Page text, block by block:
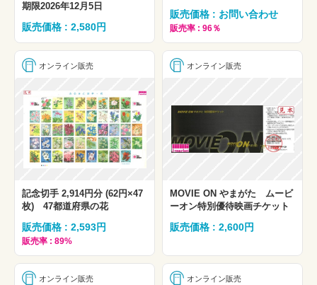
大特価
その他
国内航空券・新幹線・夜行バスなど旅行商品
期限2026年12月5日
販売価格 : 2,580円
販売価格 : お問い合わせ
販売率 : 96％
オンライン販売
記念切手 2,914円分 (62円×47
枚) 47都道府県の花
販売価格 : 2,593円
販売率 : 89%
オンライン販売
MOVIE ON やまがた ムービ
ーオン特別優待映画チケット
販売価格 : 2,600円
オンライン販売 オンライン販売